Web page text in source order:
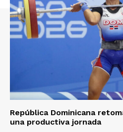
República Dominicana
una productiva jornada